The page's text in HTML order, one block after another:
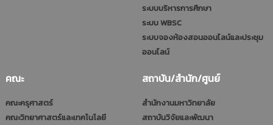
ระบบบริหารการศึกษา
ระบบ WBSC
ระบบจองห้องสอนออนไลน์และประชุม
ออนไลน์
คณะ
คณะครุศาสตร์
คณะวิทยาศาสตร์และเทคโนโลยี
สถาบัน/สำนัก/ศูนย์
สำนักงานมหาวิทยาลัย
สถาบันวิจัยและพัฒนา